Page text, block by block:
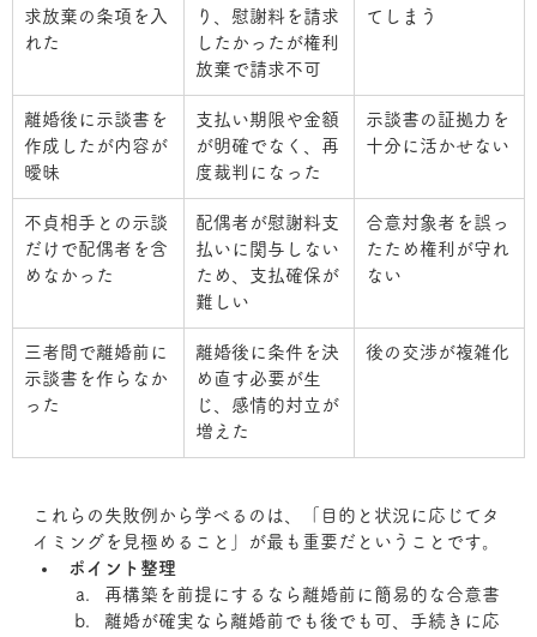
求放棄の条項を入
れた
り、慰謝料を請求
したかったが権利
放棄で請求不可
てしまう
離婚後に示談書を
作成したが内容が
曖昧
支払い期限や金額
が明確でなく、再
度裁判になった
示談書の証拠力を
十分に活かせない
不貞相手との示談
だけで配偶者を含
めなかった
配偶者が慰謝料支
払いに関与しない
ため、支払確保が
難しい
合意対象者を誤っ
たため権利が守れ
ない
三者間で離婚前に
示談書を作らなか
った
離婚後に条件を決
め直す必要が生
じ、感情的対立が
増えた
後の交渉が複雑化
これらの失敗例から学べるのは、「目的と状況に応じてタ
イミングを見極めること」が最も重要だということです。
ポイント整理
再構築を前提にするなら離婚前に簡易的な合意書
離婚が確実なら離婚前でも後でも可、手続きに応